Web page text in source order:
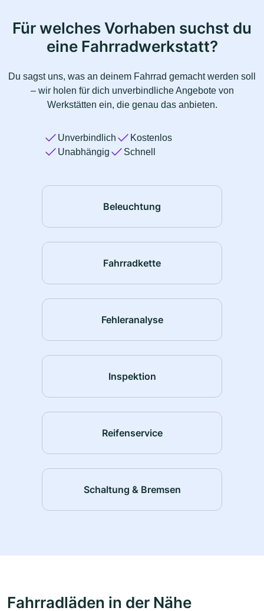
Für welches Vorhaben suchst du
eine Fahrradwerkstatt?
Du sagst uns, was an deinem Fahrrad gemacht werden soll
– wir holen für dich unverbindliche Angebote von
Werkstätten ein, die genau das anbieten.
Unverbindlich
Kostenlos
Unabhängig
Schnell
Beleuchtung
Fahrradkette
Fehleranalyse
Inspektion
Reifenservice
Schaltung & Bremsen
Fahrradläden in der Nähe